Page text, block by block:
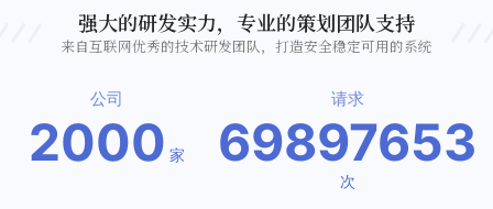
强大的研发实力，专业的策划团队支持
来自互联网优秀的技术研发团队，打造安全稳定可用的系统
公司
2000 家
请求
69897653
次